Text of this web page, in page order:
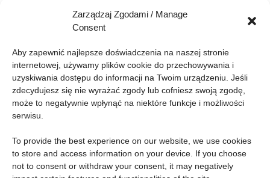
Zarządzaj Zgodami / Manage
Consent
Aby zapewnić najlepsze doświadczenia na naszej stronie
internetowej, używamy plików cookie do przechowywania i
uzyskiwania dostępu do informacji na Twoim urządzeniu. Jeśli
zdecydujesz się nie wyrażać zgody lub cofniesz swoją zgodę,
może to negatywnie wpłynąć na niektóre funkcje i możliwości
serwisu.
To provide the best experience on our website, we use cookies
to store and access information on your device. If you choose
not to consent or withdraw your consent, it may negatively
biznesowymi zawsze przynosi mi ogromną
satysfakcję. A w tym wszystkim najważniejszy
gotowy na wyzwania!